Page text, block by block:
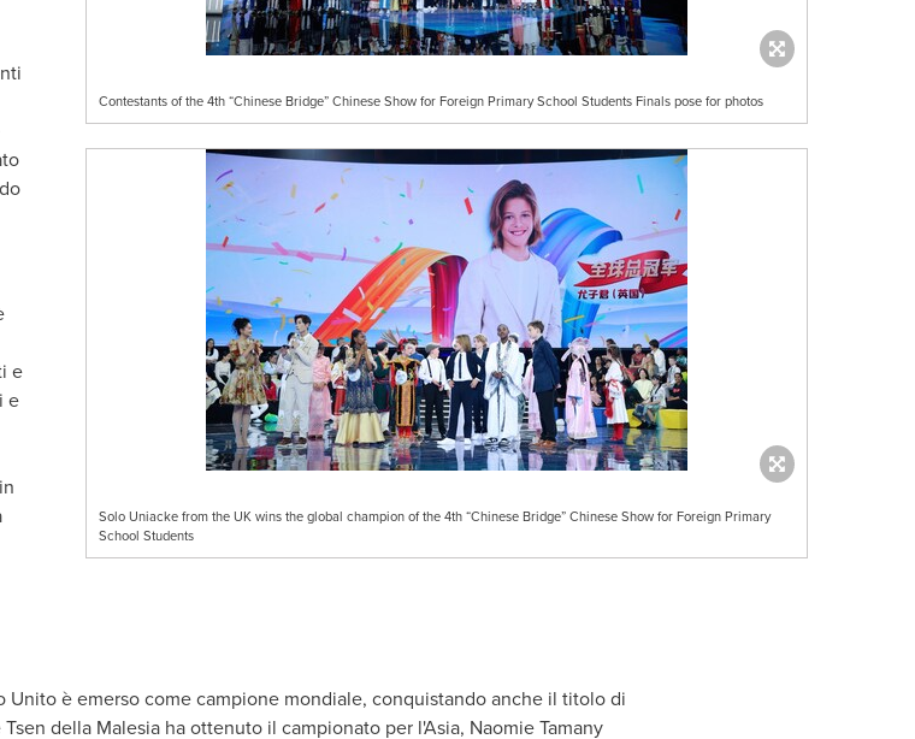
Contestants of the 4th “Chinese Bridge” Chinese Show for Foreign Primary School Students Finals pose for photos
Solo Uniacke from the UK wins the global champion of the 4th “Chinese Bridge” Chinese Show for Foreign Primary
School Students
e
e
è emerso come campione mondiale, conquistando anche il titolo di
della Malesia ha ottenuto il campionato per l'Asia, Naomie Tamany